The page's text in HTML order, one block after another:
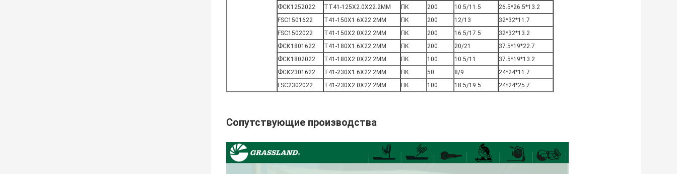
ФСК1252022
TT41-125X2.0X22.2MM ПК 200 10.5/11.5
26.5*26.5*13.2
FSC1501622
T41-150X1.6X22.2MM ПК 200 12/13
32*32*11.7
FSC1502022
T41-150X2.0X22.2MM ПК 200 16.5/17.5
32*32*13.2
ФСК1801622
T41-180X1.6X22.2MM ПК 200 20/21
37.5*19*22.7
ФСК1802022
T41-180X2.0X22.2MM ПК 100 10.5/11
37.5*19*13.2
ФСК2301622
T41-230X1.6X22.2MM ПК 50 8/9
24*24*11.7
FSC2302022
T41-230X2.0X22.2MM ПК 100 18.5/19.5 24*24*25.7
Сопутствующие производства